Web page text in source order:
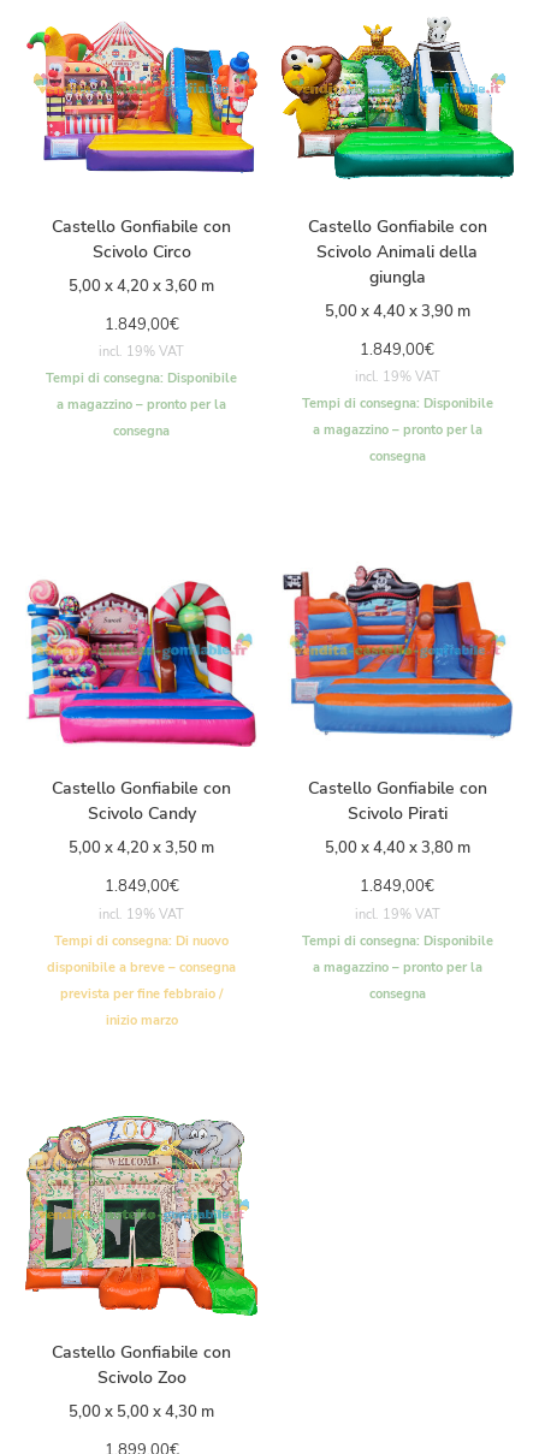
Castello Gonfiabile con
Scivolo Circo
5,00 x 4,20 x 3,60 m
1.849,00€
incl. 19% VAT
Tempi di consegna: Disponibile
a magazzino – pronto per la
consegna
Castello Gonfiabile con
Scivolo Animali della
giungla
5,00 x 4,40 x 3,90 m
1.849,00€
incl. 19% VAT
Tempi di consegna: Disponibile
a magazzino – pronto per la
consegna
Castello Gonfiabile con
Scivolo Candy
5,00 x 4,20 x 3,50 m
1.849,00€
incl. 19% VAT
Tempi di consegna: Di nuovo
disponibile a breve – consegna
prevista per fine febbraio /
inizio marzo
Castello Gonfiabile con
Scivolo Pirati
5,00 x 4,40 x 3,80 m
1.849,00€
incl. 19% VAT
Tempi di consegna: Disponibile
a magazzino – pronto per la
consegna
Castello Gonfiabile con
Scivolo Zoo
5,00 x 5,00 x 4,30 m